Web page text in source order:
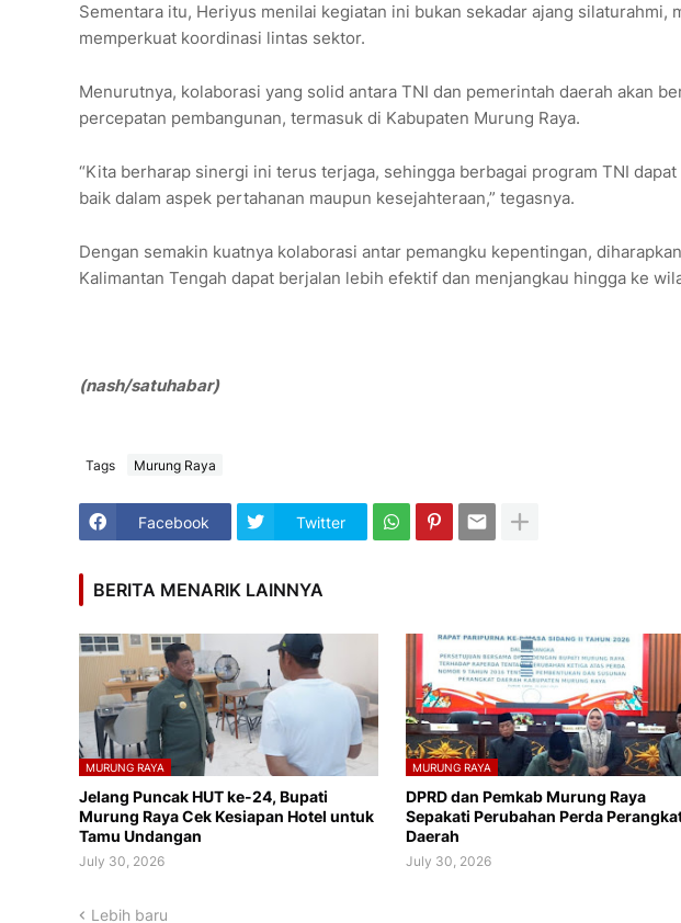
Sementara itu, Heriyus menilai kegiatan ini bukan sekadar ajang silaturahmi,
memperkuat koordinasi lintas sektor.
Menurutnya, kolaborasi yang solid antara TNI dan pemerintah daerah akan
percepatan pembangunan, termasuk di Kabupaten Murung Raya.
“Kita berharap sinergi ini terus terjaga, sehingga berbagai program TNI
baik dalam aspek pertahanan maupun kesejahteraan,” tegasnya.
Dengan semakin kuatnya kolaborasi antar pemangku kepentingan,
Kalimantan Tengah dapat berjalan lebih efektif dan menjangkau hingga ke
(nash/satuhabar)
Tags Murung Raya
Facebook Twitter
BERITA MENARIK LAINNYA
MURUNG RAYA
Jelang Puncak HUT ke-24, Bupati
Murung Raya Cek Kesiapan Hotel untuk
Tamu Undangan
July 30, 2026
MURUNG RAYA
DPRD dan Pemkab Murung Raya
Sepakati Perubahan Perda
Daerah
July 30, 2026
Lebih baru